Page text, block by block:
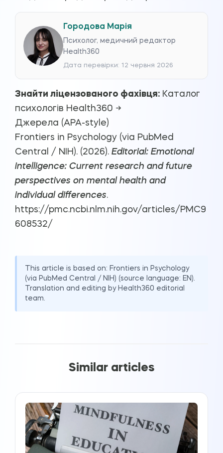
Городова Марія
Психолог, медичний редактор
Health360
Дата перевірки: 12 червня 2026
Знайти ліцензованого фахівця: Каталог
психологів Health360 →
Джерела (APA-style)
Frontiers in Psychology (via PubMed
Central / NIH). (2026). Editorial: Emotional
intelligence: Current research and future
perspectives on mental health and
individual differences.
https://pmc.ncbi.nlm.nih.gov/articles/PMC9
608532/
This article is based on: Frontiers in Psychology
(via PubMed Central / NIH) (source language: EN).
Translation and editing by Health360 editorial
team.
Similar articles